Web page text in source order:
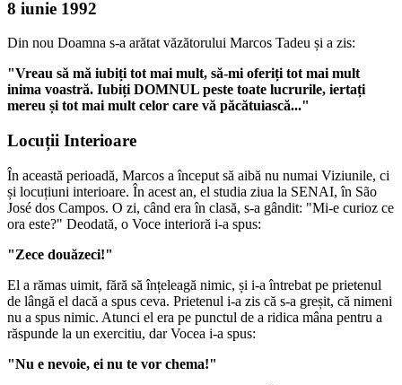
8 iunie 1992
Din nou Doamna s-a arătat văzătorului Marcos Tadeu și a zis:
"Vreau să mă iubiți tot mai mult, să-mi oferiți tot mai mult
inima voastră. Iubiți DOMNUL peste toate lucrurile, iertați
mereu și tot mai mult celor care vă păcătuiască..."
Locuții Interioare
În această perioadă, Marcos a început să aibă nu numai Viziunile, ci
și locuțiuni interioare. În acest an, el studia ziua la SENAI, în São
José dos Campos. O zi, când era în clasă, s-a gândit: "Mi-e curioz ce
ora este?" Deodată, o Voce interioră i-a spus:
"Zece douăzeci!"
El a rămas uimit, fără să înțeleagă nimic, și i-a întrebat pe prietenul
de lângă el dacă a spus ceva. Prietenul i-a zis că s-a greșit, că nimeni
nu a spus nimic. Atunci el era pe punctul de a ridica mâna pentru a
răspunde la un exercitiu, dar Vocea i-a spus:
"Nu e nevoie, ei nu te vor chema!"